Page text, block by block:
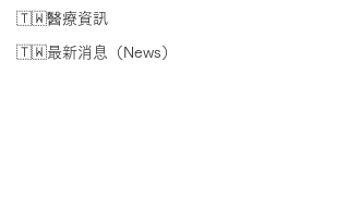
🇹🇼醫療資訊
🇹🇼最新消息（News）